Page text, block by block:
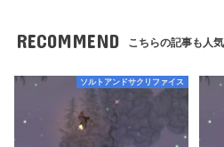
RECOMMEND こちらの記事も人気
ソルトアンドサクリファイス